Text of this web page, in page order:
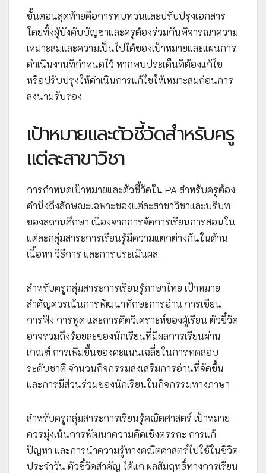
ขั้นตอนสุดท้ายคือการทบทวนและปรับปรุงเอกสาร
โดยทั้งผู้บังคับบัญชาและครูต้องร่วมกันพิจารณาความ
เหมาะสมและความเป็นไปได้ของเป้าหมายและแผนการ
ดำเนินงานที่กำหนดไว้ หากพบประเด็นที่ต้องแก้ไข
หรือปรับปรุงให้ดำเนินการแก้ไขให้เหมาะสมก่อนการ
ลงนามรับรอง
เป้าหมายและตัวชี้วัดสำหรับครู
แต่ละสาขาวิชา
การกำหนดเป้าหมายและตัวชี้วัดใน PA สำหรับครูต้อง
คำนึงถึงลักษณะเฉพาะของแต่ละสาขาวิชาและบริบท
ของสถานศึกษา เนื่องจากการจัดการเรียนการสอนใน
แต่ละกลุ่มสาระการเรียนรู้มีความแตกต่างกันในด้าน
เนื้อหา วิธีการ และการประเมินผล
สำหรับครูกลุ่มสาระการเรียนรู้ภาษาไทย เป้าหมาย
สำคัญควรเน้นการพัฒนาทักษะการอ่าน การเขียน
การฟัง การพูด และการคิดวิเคราะห์ของผู้เรียน ตัวชี้วัด
อาจรวมถึงร้อยละของนักเรียนที่มีผลการเรียนผ่าน
เกณฑ์ การเพิ่มขึ้นของคะแนนเฉลี่ยในการทดสอบ
ระดับชาติ จำนวนกิจกรรมส่งเสริมการอ่านที่จัดขึ้น
และการมีส่วนร่วมของนักเรียนในกิจกรรมทางภาษา
สำหรับครูกลุ่มสาระการเรียนรู้คณิตศาสตร์ เป้าหมาย
ควรมุ่งเน้นการพัฒนาความคิดเชิงตรรกะ การแก้
ปัญหา และการนำความรู้ทางคณิตศาสตร์ไปใช้ในชีวิต
ประจำวัน ตัวชี้วัดสำคัญ ได้แก่ ผลสัมฤทธิ์ทางการเรียน